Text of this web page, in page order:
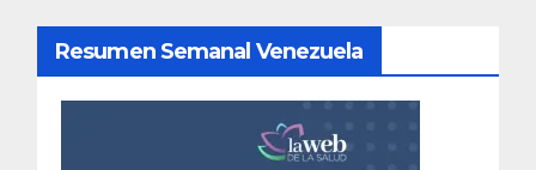
Resumen Semanal Venezuela